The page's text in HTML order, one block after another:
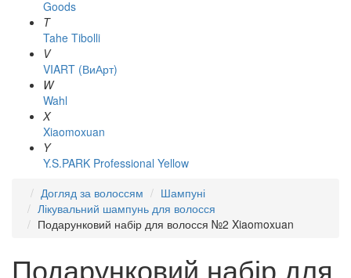
Goods
T
Tahe Tibolli
V
VIART (ВиАрт)
W
Wahl
X
Xiaomoxuan
Y
Y.S.PARK Professional Yellow
Догляд за волоссям
Шампуні
Лікувальний шампунь для волосся
Подарунковий набір для волосся №2 Xiaomoxuan
Подарунковий набір для